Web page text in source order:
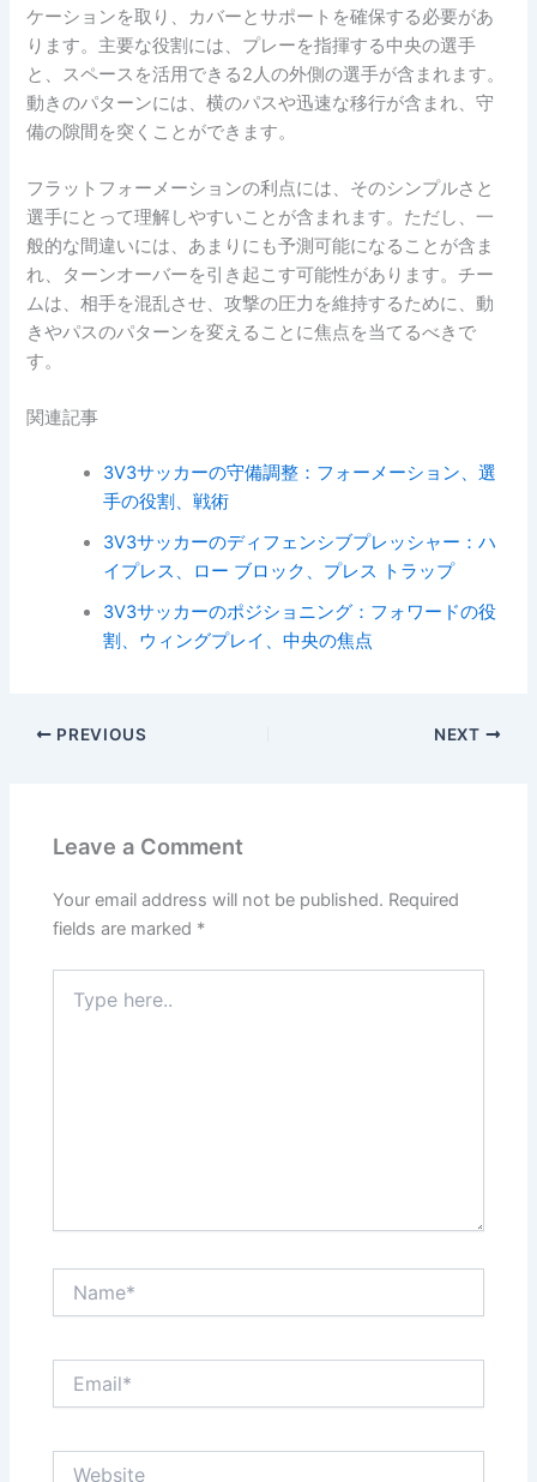
ケーションを取り、カバーとサポートを確保する必要があ
ります。主要な役割には、プレーを指揮する中央の選手
と、スペースを活用できる2人の外側の選手が含まれます。
動きのパターンには、横のパスや迅速な移行が含まれ、守
備の隙間を突くことができます。
フラットフォーメーションの利点には、そのシンプルさと
選手にとって理解しやすいことが含まれます。ただし、一
般的な間違いには、あまりにも予測可能になることが含ま
れ、ターンオーバーを引き起こす可能性があります。チー
ムは、相手を混乱させ、攻撃の圧力を維持するために、動
きやパスのパターンを変えることに焦点を当てるべきで
す。
関連記事
3V3サッカーの守備調整：フォーメーション、選
手の役割、戦術
3V3サッカーのディフェンシブプレッシャー：ハ
イプレス、ロー ブロック、プレス トラップ
3V3サッカーのポジショニング：フォワードの役
割、ウィングプレイ、中央の焦点
PREVIOUS NEXT
Leave a Comment
Your email address will not be published. Required
fields are marked *
here..